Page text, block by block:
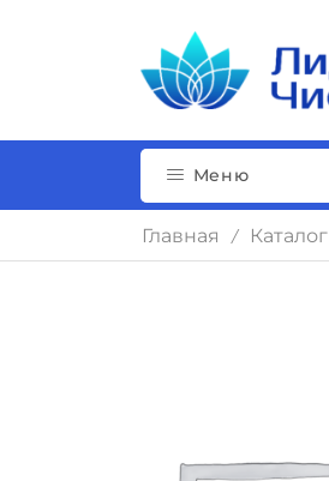
Меню
Главная / Каталог